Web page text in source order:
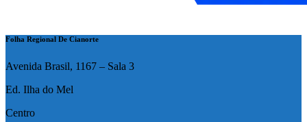
Folha Regional De Cianorte
Avenida Brasil, 1167 – Sala 3
Ed. Ilha do Mel
Centro